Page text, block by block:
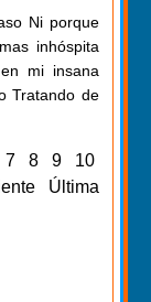
Ni porque
inhóspita
mi insana
Tratando de
7 8 9
10
Última